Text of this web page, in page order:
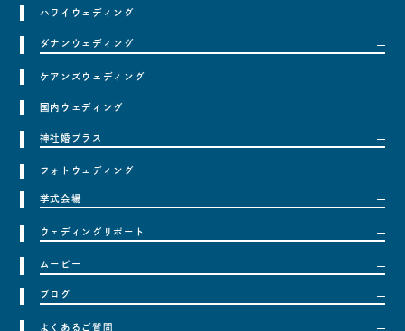
ハワイウェディング
ダナンウェディング
ダナンウェディングについて
フォトウェディング
トラベルインフォメーション
ケアンズウェディング
国内ウェディング
神社婚プラス
神社婚＋とは
料金プラン
フォトウェディング
挙式会場
挙式会場一覧
ハワイ挙式会場一覧
セントラルユニオン大聖堂
ダナンウェディング
ダナン挙式会場一覧
ケアンズウェディング
ウェディングリポート
ウェディングリポート一覧
ハワイウェディング
ムービー
ムービー一覧
ハワイウェディング
ブログ
ハワイウェディング
よくあるご質問